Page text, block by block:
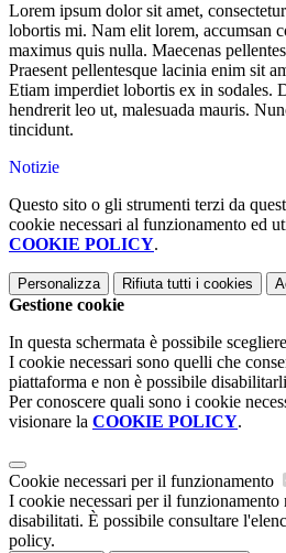
Lorem ipsum dolor sit amet,
lobortis mi. Nam elit lorem, accumsan
maximus quis nulla. Maecenas
Praesent pellentesque lacinia enim sit
Etiam imperdiet lobortis ex in sodales.
hendrerit leo ut, malesuada mauris.
tincidunt.
Notizie
Questo sito o gli strumenti terzi da
cookie necessari al funzionamento ed
COOKIE POLICY.
Personalizza Rifiuta tutti i cookies
Gestione cookie
In questa schermata è possibile
I cookie necessari sono quelli che
piattaforma e non è possibile
Per conoscere quali sono i cookie
visionare la COOKIE POLICY.
Cookie necessari per il funzionamento
I cookie necessari per il funzionamento
disabilitati. È possibile consultare
policy.